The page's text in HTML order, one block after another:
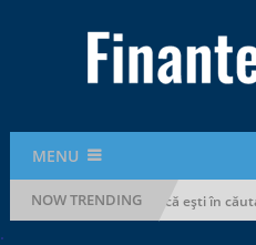
MENU
NOW TRENDING
cine să apelezi dacă ești în căutarea
.